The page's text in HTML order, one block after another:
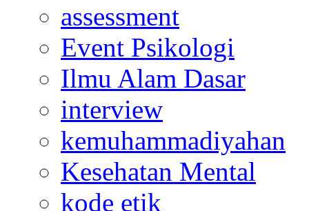
assessment
Event Psikologi
Ilmu Alam Dasar
interview
kemuhammadiyahan
Kesehatan Mental
kode etik